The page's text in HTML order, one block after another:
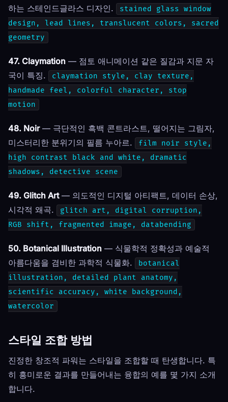
하는 스테인드글라스 디자인.
stained glass window
design, lead lines, translucent colors, sacred
geometry
47. Claymation — 점토 애니메이션 같은 질감과 지문 자
국이 특징.
claymation style, clay texture,
handmade feel, colorful character, stop
motion
48. Noir— 극단적인 흑백 콘트라스트, 떨어지는 그림자,
미스터리한 분위기의 필름 누아르.
film noir style,
high contrast black and white, dramatic
shadows, detective scene
49. Glitch Art— 의도적인 디지털 아티팩트, 데이터 손상,
시각적 왜곡.
glitch art, digital corruption,
RGB shift, fragmented image, databending
50. Botanical Illustration — 식물학적 정확성과 예술적
아름다움을 겸비한 과학적 식물화.
botanical
illustration, detailed plant anatomy,
scientific accuracy, white background,
watercolor
스타일 조합 방법
진정한 창조적 파워는 스타일을 조합할 때 탄생합니다. 특
히 흥미로운 결과를 만들어내는 융합의 예를 몇 가지 소개
합니다.